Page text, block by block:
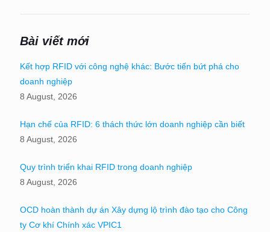
Bài viết mới
Kết hợp RFID với công nghệ khác: Bước tiến bứt phá cho
doanh nghiệp
8 August, 2026
Hạn chế của RFID: 6 thách thức lớn doanh nghiệp cần biết
8 August, 2026
Quy trình triển khai RFID trong doanh nghiệp
8 August, 2026
OCD hoàn thành dự án Xây dựng lộ trình đào tạo cho Công
ty Cơ khí Chính xác VPIC1